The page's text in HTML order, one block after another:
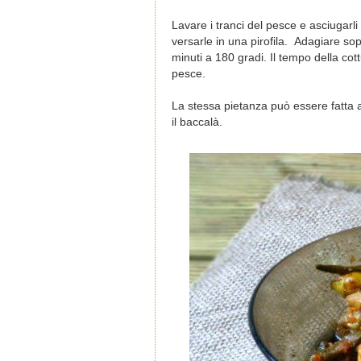
Lavare i tranci del pesce e
versarle in una pirofila. Adagiare
minuti a 180 gradi. Il tempo della
pesce.
La stessa pietanza può essere
il baccalà.